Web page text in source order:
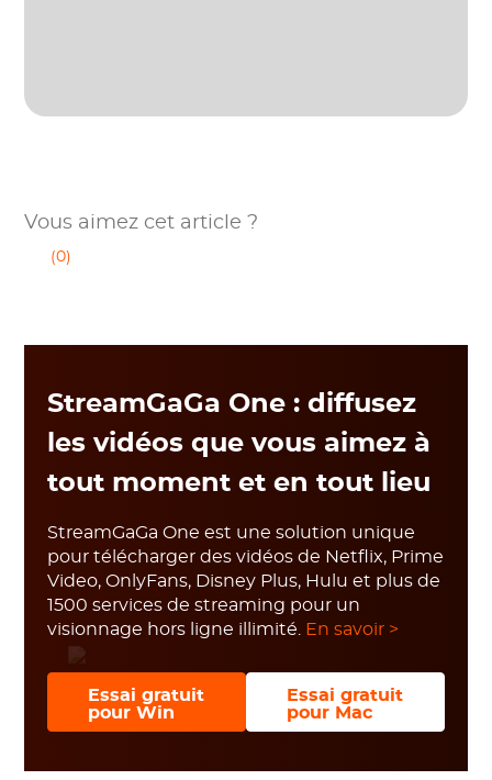
Vous aimez cet article ?
(0)
StreamGaGa One : diffusez
les vidéos que vous aimez à
tout moment et en tout lieu
StreamGaGa One est une solution unique
pour télécharger des vidéos de Netflix, Prime
Video, OnlyFans, Disney Plus, Hulu et plus de
1500 services de streaming pour un
visionnage hors ligne illimité.
En savoir >
Essai gratuit
pour Win
Essai gratuit
pour Mac